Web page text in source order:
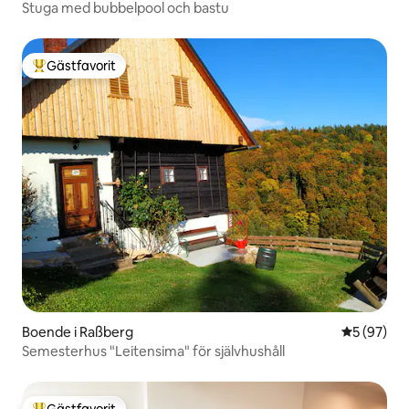
Stuga med bubbelpool och bastu
Populär gästfavorit
Gästfavorit
Boende i Raßberg 5 av 5 i
5 (97)
Semesterhus "Leitensima" för självhushåll